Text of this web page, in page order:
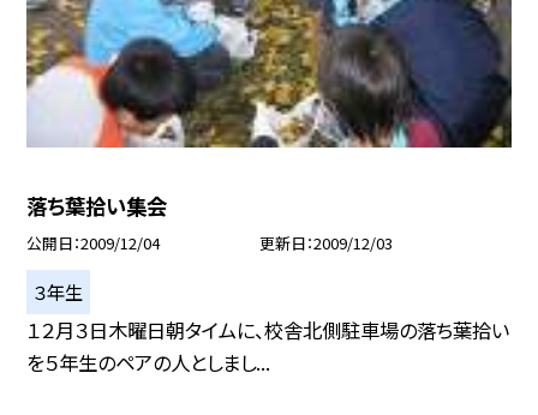
落ち葉拾い集会
公開日 2009/12/04 更新日 2009/12/03
３年生
１２月３日木曜日朝タイムに、校舎北側駐車場の落ち葉拾い
を５年生のペアの人としまし...